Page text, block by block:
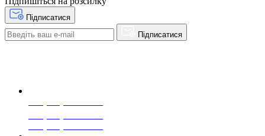
Підписатися
Підписатися